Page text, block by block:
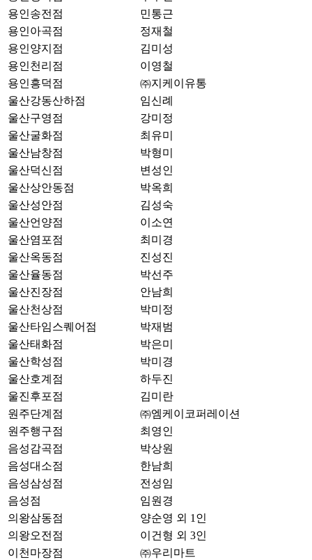
용인송전점
민통근
용인아곡점
정재철
용인양지점
김미성
용인천리점
이영철
용인흥덕점
㈜지케이유통
울산강동산하점
임신례
울산구영점
강미정
울산굴화점
최유미
울산남창점
박형미
울산덕신점
변성인
울산상안동점
박옥희
울산성안점
김성숙
울산언양점
이소연
울산염포점
최미경
울산옥동점
진성진
울산율동점
박선주
울산진장점
안남희
울산천상점
박미정
울산타임스퀘어점
박재범
울산태화점
박은미
울산학성점
박미경
울산호계점
하두진
울진후포점
김미란
원주단계점
㈜엠케이코퍼레이션
원주행구점
최영인
음성감곡점
박상원
음성대소점
한남희
음성삼성점
전성임
음성점
임원경
의왕삼동점
양순영 외 1인
의왕오전점
이건형 외 3인
이천마장점
㈜우리마트